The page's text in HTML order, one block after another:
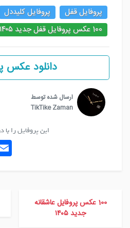
پروفایل قفل پروفایل کلیددل
100 عکس پروفایل قفل جدید ۱۴۰۵
دانلود عکس
ارسال شده توسط
TikTike Zaman
این پروفایل را
100 عکس پروفایل عاشقانه
جدید ۱۴۰۵